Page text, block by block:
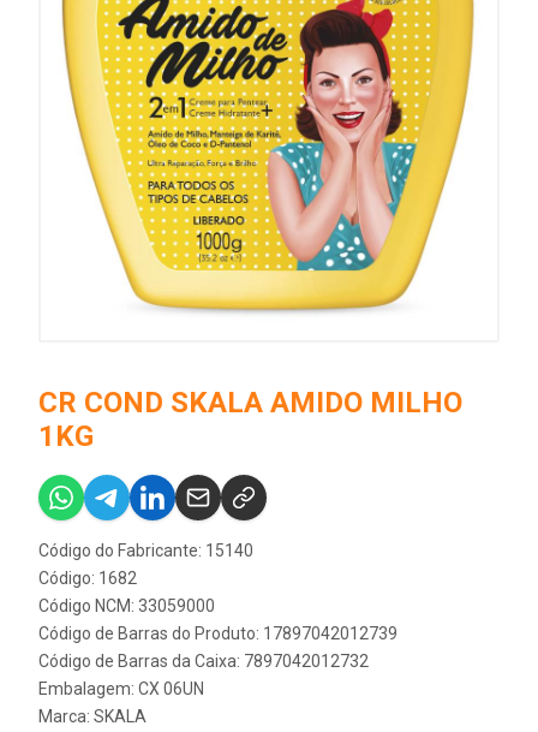
CR COND SKALA AMIDO MILHO
1KG
Código do Fabricante: 15140
Código: 1682
Código NCM: 33059000
Código de Barras do Produto: 17897042012739
Código de Barras da Caixa: 7897042012732
Embalagem: CX 06UN
Marca: SKALA